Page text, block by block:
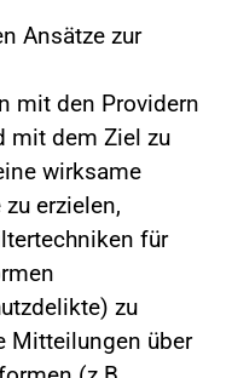
Ansätze zur
mit den Providern
mit dem Ziel zu
wirksame
erzielen,
für
zu
Mitteilungen über